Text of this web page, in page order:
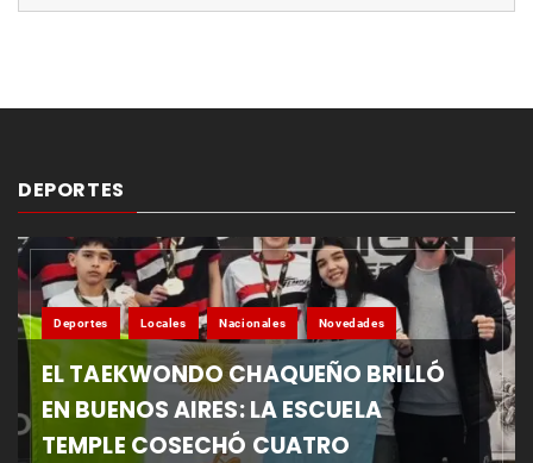
DEPORTES
Deportes Locales Nacionales Novedades
EL TAEKWONDO CHAQUEÑO BRILLÓ
EN BUENOS AIRES: LA ESCUELA
TEMPLE COSECHÓ CUATRO